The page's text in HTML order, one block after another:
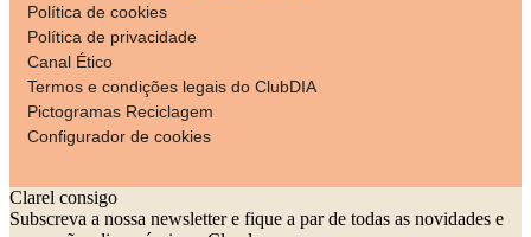
Política de cookies
Política de privacidade
Canal Ético
Termos e condições legais do ClubDIA
Pictogramas Reciclagem
Configurador de cookies
Clarel consigo
Subscreva a nossa newsletter e fique a par de todas as novidades e